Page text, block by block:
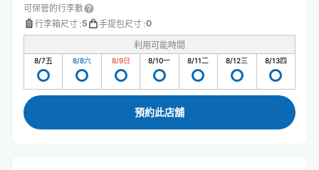
可保管的行李數
行李箱尺寸 :5 手提包尺寸 :0
利用可能時間
8/7五 8/8六 8/9日 8/10一 8/11二 8/12三 8/13四
預約此店舖